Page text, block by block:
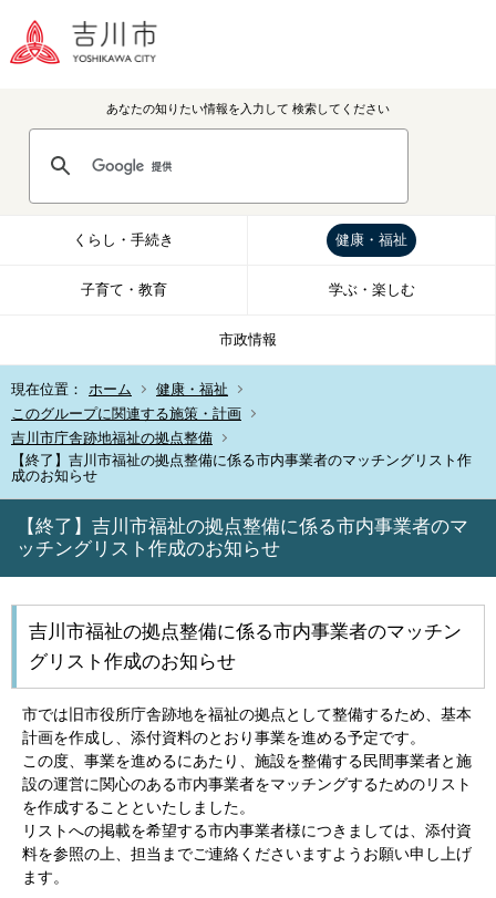
あなたの知りたい情報を入力して 検索してください
くらし・手続き 健康・福祉
子育て・教育 学ぶ・楽しむ
市政情報
現在位置： ホーム
健康・福祉
このグループに関連する施策・計画
吉川市庁舎跡地福祉の拠点整備
【終了】吉川市福祉の拠点整備に係る市内事業者のマッチングリスト作
成のお知らせ
【終了】吉川市福祉の拠点整備に係る市内事業者のマ
ッチングリスト作成のお知らせ
吉川市福祉の拠点整備に係る市内事業者のマッチン
グリスト作成のお知らせ
市では旧市役所庁舎跡地を福祉の拠点として整備するため、基本
計画を作成し、添付資料のとおり事業を進める予定です。
この度、事業を進めるにあたり、施設を整備する民間事業者と施
設の運営に関心のある市内事業者をマッチングするためのリスト
を作成することといたしました。
リストへの掲載を希望する市内事業者様につきましては、添付資
料を参照の上、担当までご連絡くださいますようお願い申し上げ
ます。